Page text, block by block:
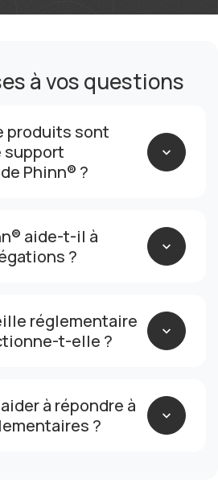
à vos questions
produits sont
support
Phinn® ?
aide-t-il à
?
réglementaire
t-elle ?
à répondre à
?